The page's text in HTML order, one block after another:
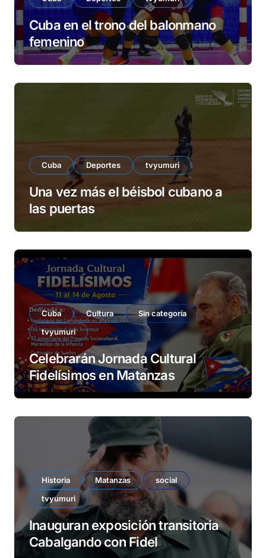
Cuba en el trono del balonmano
femenino
Cuba Deportes tvyumuri
Una vez más el béisbol cubano a
las puertas
Cuba Cultura
Sin categoría
tvyumuri
Celebrarán Jornada Cultural
Fidelísimos en Matanzas
Historia Matanzas
social
tvyumuri
Inauguran exposición transitoria
Cabalgando con Fidel